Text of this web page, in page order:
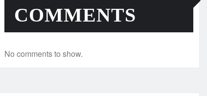
COMMENTS
No comments to show.